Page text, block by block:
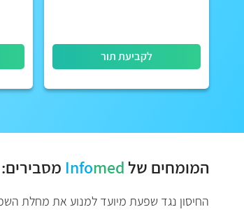
לקביעת תור
המומחים של Infomed מסבירים:
החיסון נגד שפעת מיועד למנוע את מחלת